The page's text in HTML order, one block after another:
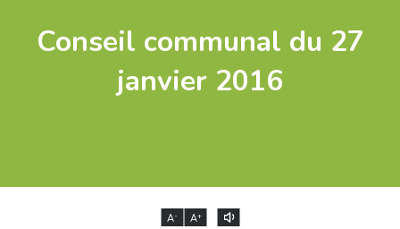
Conseil communal du 27
janvier 2016
A- A+